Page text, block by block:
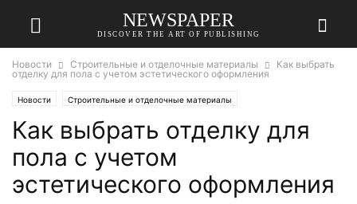
NEWSPAPER
DISCOVER THE ART OF PUBLISHING
Новости Строительные и отделочные материалы
Как выбрать
отделку для пола с учетом эстетического оформления
Новости Строительные и отделочные материалы
Как выбрать отделку для
пола с учетом
эстетического оформления